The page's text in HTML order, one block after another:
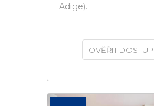
Adige).
OVĚŘIT